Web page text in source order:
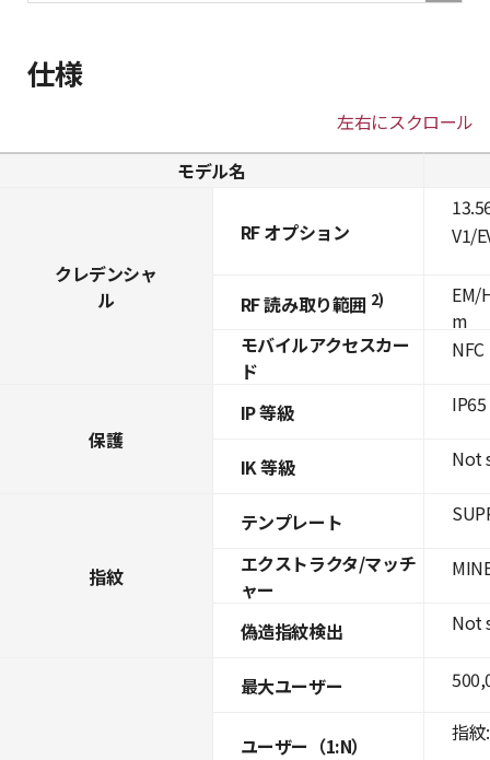
仕様
左右にスクロール
モデル名
クレデンシャ
ル
RF オプション
RF 読み取り範囲 2)
モバイルアクセスカー
ド
保護
IP 等級
IK 等級
指紋
テンプレート
エクストラクタ/マッチ
ャー
偽造指紋検出
最大ユーザー
ユーザー（1:N）
V1/
EM/
m
NFC
IP65
Not
Not
指紋